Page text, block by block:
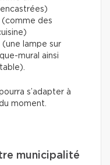
des
(une lampe sur
mural ainsi
s’adapter à
moment.
municipalité